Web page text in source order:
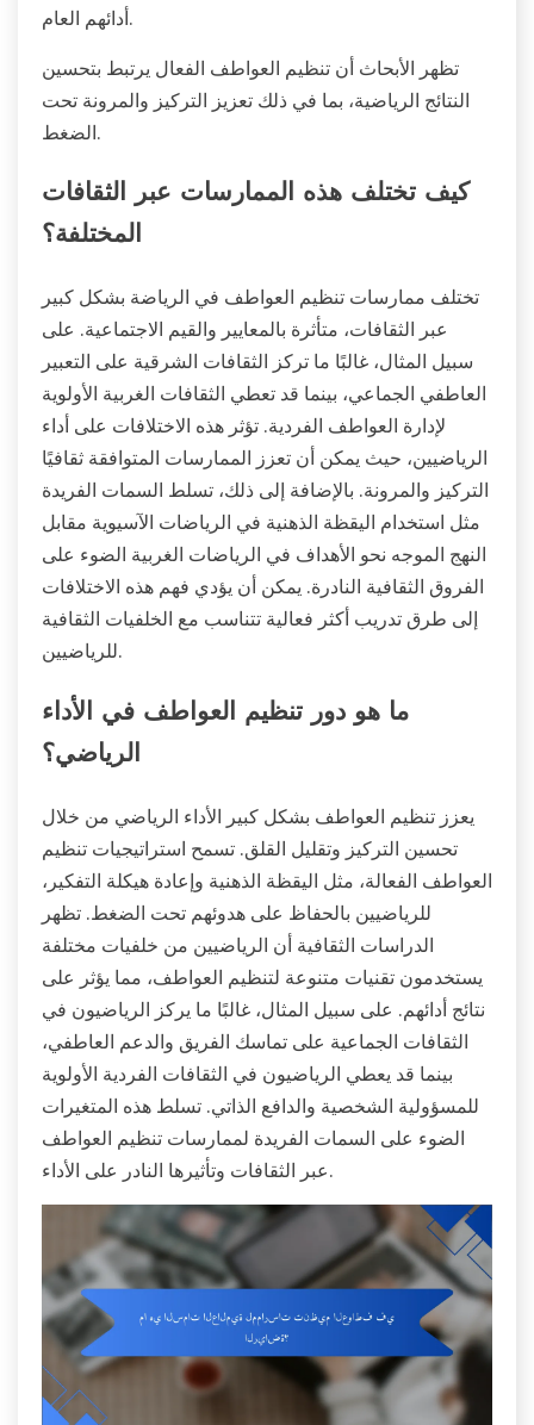
أدائهم العام.
تظهر الأبحاث أن تنظيم العواطف الفعال يرتبط بتحسين
النتائج الرياضية، بما في ذلك تعزيز التركيز والمرونة تحت
الضغط.
كيف تختلف هذه الممارسات عبر الثقافات
المختلفة؟
تختلف ممارسات تنظيم العواطف في الرياضة بشكل كبير
عبر الثقافات، متأثرة بالمعايير والقيم الاجتماعية. على
سبيل المثال، غالبًا ما تركز الثقافات الشرقية على التعبير
العاطفي الجماعي، بينما قد تعطي الثقافات الغربية الأولوية
لإدارة العواطف الفردية. تؤثر هذه الاختلافات على أداء
الرياضيين، حيث يمكن أن تعزز الممارسات المتوافقة ثقافيًا
التركيز والمرونة. بالإضافة إلى ذلك، تسلط السمات الفريدة
مثل استخدام اليقظة الذهنية في الرياضات الآسيوية مقابل
النهج الموجه نحو الأهداف في الرياضات الغربية الضوء على
الفروق الثقافية النادرة. يمكن أن يؤدي فهم هذه الاختلافات
إلى طرق تدريب أكثر فعالية تتناسب مع الخلفيات الثقافية
للرياضيين.
ما هو دور تنظيم العواطف في الأداء
الرياضي؟
يعزز تنظيم العواطف بشكل كبير الأداء الرياضي من خلال
تحسين التركيز وتقليل القلق. تسمح استراتيجيات تنظيم
العواطف الفعالة، مثل اليقظة الذهنية وإعادة هيكلة التفكير،
للرياضيين بالحفاظ على هدوئهم تحت الضغط. تظهر
الدراسات الثقافية أن الرياضيين من خلفيات مختلفة
يستخدمون تقنيات متنوعة لتنظيم العواطف، مما يؤثر على
نتائج أدائهم. على سبيل المثال، غالبًا ما يركز الرياضيون في
الثقافات الجماعية على تماسك الفريق والدعم العاطفي،
بينما قد يعطي الرياضيون في الثقافات الفردية الأولوية
للمسؤولية الشخصية والدافع الذاتي. تسلط هذه المتغيرات
الضوء على السمات الفريدة لممارسات تنظيم العواطف
عبر الثقافات وتأثيرها النادر على الأداء.